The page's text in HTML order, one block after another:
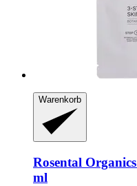
Warenkorb
Rosental Organics
ml